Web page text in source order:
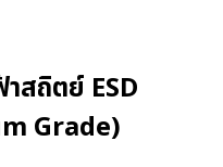
สถิตย์ ESD
Grade)